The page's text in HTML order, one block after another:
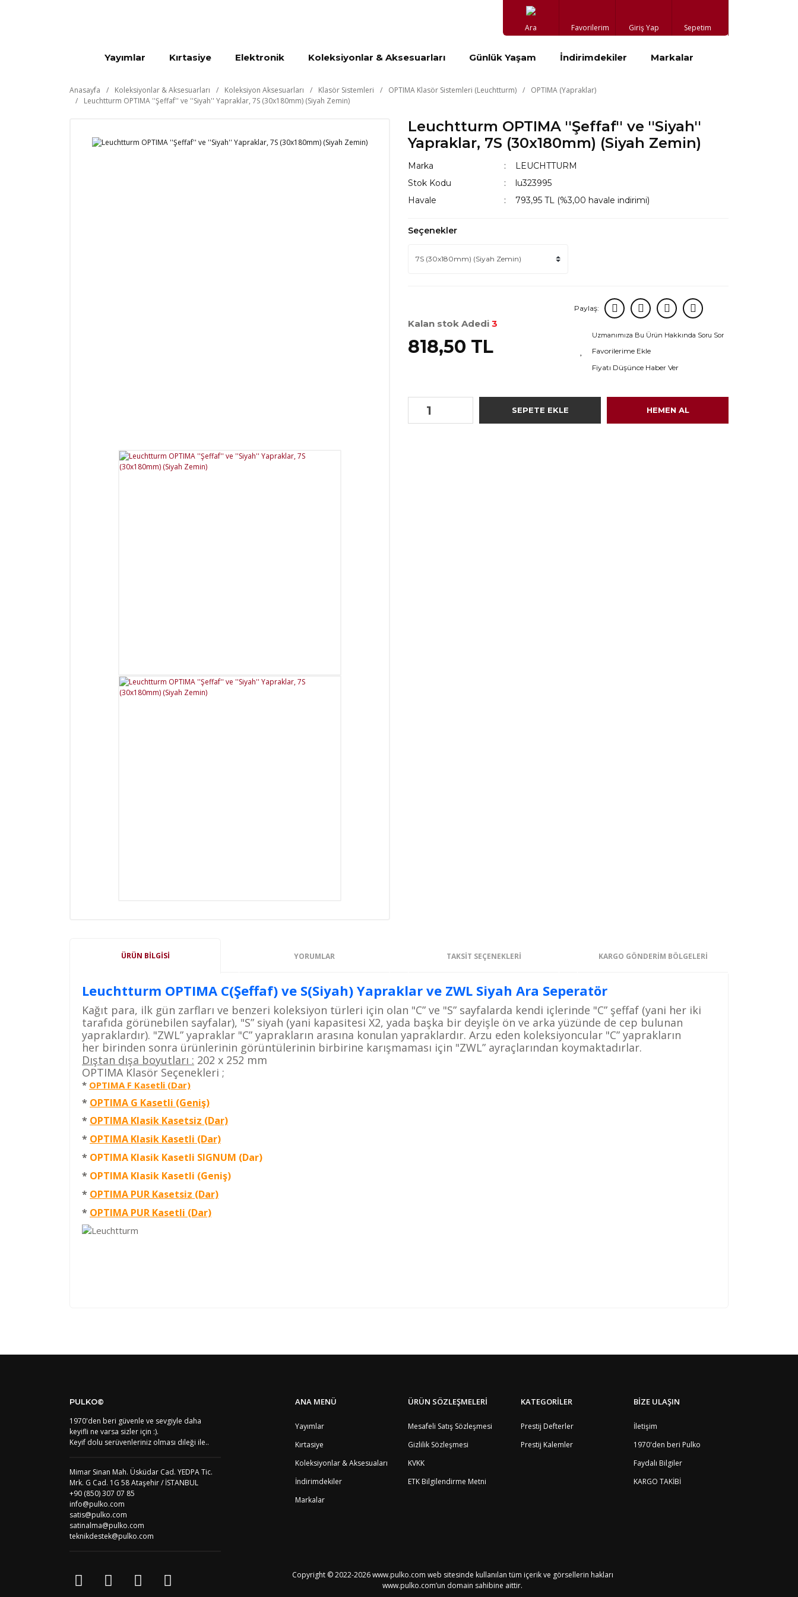
Ara Favorilerim Giriş Yap Sepetim
Yayımlar Kırtasiye Elektronik Koleksiyonlar & Aksesuarları Günlük Yaşam İndirimdekiler Markalar
Anasayfa Koleksiyonlar & Aksesuarları Koleksiyon Aksesuarları Klasör Sistemleri OPTIMA Klasör Sistemleri (Leuchtturm)
OPTIMA (Yapraklar)
Leuchtturm OPTIMA ''Şeffaf'' ve ''Siyah'' Yapraklar, 7S (30x180mm) (Siyah Zemin)
Leuchtturm OPTIMA ''Şeffaf'' ve ''Siyah''
Yapraklar, 7S (30x180mm) (Siyah Zemin)
Marka
LEUCHTTURM
Stok Kodu
lu323995
Havale
793,95 TL (%3,00 havale indirimi)
Seçenekler
Kalan stok Adedi 3
818,50 TL
Paylaş:
Uzmanımıza Bu Ürün Hakkında Soru Sor
Fiyatı Düşünce Haber Ver
SEPETE EKLE HEMEN AL
ÜRÜN BILGISI YORUMLAR TAKSIT SEÇENEKLERI KARGO GÖNDERİM BÖLGELERİ
Leuchtturm OPTIMA C(Şeffaf) ve S(Siyah) Yapraklar ve ZWL Siyah Ara Seperatör
Kağıt para, ilk gün zarfları ve benzeri koleksiyon türleri için olan "C” ve "S” sayfalarda kendi içlerinde "C” şeffaf (yani her iki
tarafıda görünebilen sayfalar), "S” siyah (yani kapasitesi X2, yada başka bir deyişle ön ve arka yüzünde de cep bulunan
yapraklardır). "ZWL” yapraklar "C” yaprakların arasına konulan yapraklardır. Arzu eden koleksiyoncular "C” yaprakların
her birinden sonra ürünlerinin görüntülerinin birbirine karışmaması için "ZWL” ayraçlarından koymaktadırlar.
Dıştan dışa boyutları : 202 x 252 mm
OPTIMA Klasör Seçenekleri ;
* OPTIMA F Kasetli (Dar)
* OPTIMA G Kasetli (Geniş)
* OPTIMA Klasik Kasetsiz (Dar)
* OPTIMA Klasik Kasetli (Dar)
* OPTIMA Klasik Kasetli SIGNUM (Dar)
* OPTIMA Klasik Kasetli (Geniş)
* OPTIMA PUR Kasetsiz (Dar)
* OPTIMA PUR Kasetli (Dar)
AI
AG
Antigua ve Barbuda
AR
Arjantin
AL
Arnavutluk
AU
Avustralya
AT
Avusturya
AZ
Azerbaycan
PT1
Azor Adalair
BS
Bahamalar
BH
Bahreyn
BD
Bangladeş
Batı Şeria (Gaza)
Belarus
PULKO©
1970'den beri güvenle ve sevgiyle daha
keyifli ne varsa sizler için :).
Keyif dolu serüvenleriniz olması dileği ile..
Mimar Sinan Mah. Üsküdar Cad. YEDPA Tic.
Mrk. G Cad. 1G 58 Ataşehir / İSTANBUL
+90 (850) 307 07 85
info@pulko.com
satis@pulko.com
satinalma@pulko.com
teknikdestek@pulko.com
ANA MENÜ
Yayımlar
Kırtasiye
Koleksiyonlar & Aksesuaları
İndirimdekiler
Markalar
ÜRÜN SÖZLEŞMELERİ
Mesafeli Satış Sözleşmesi
Gizlilik Sözleşmesi
KVKK
ETK Bilgilendirme Metni
KATEGORİLER
Prestij Defterler
Prestij Kalemler
BİZE ULAŞIN
İletişim
1970'den beri Pulko
Faydalı Bilgiler
KARGO TAKİBİ
Copyright © 2022-2026 www.pulko.com web sitesinde kullanılan tüm içerik ve görsellerin hakları
www.pulko.com’un domain sahibine aittir.